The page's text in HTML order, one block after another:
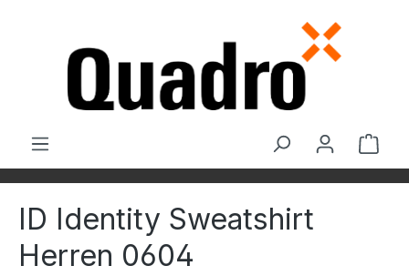
ID Identity Sweatshirt
Herren 0604